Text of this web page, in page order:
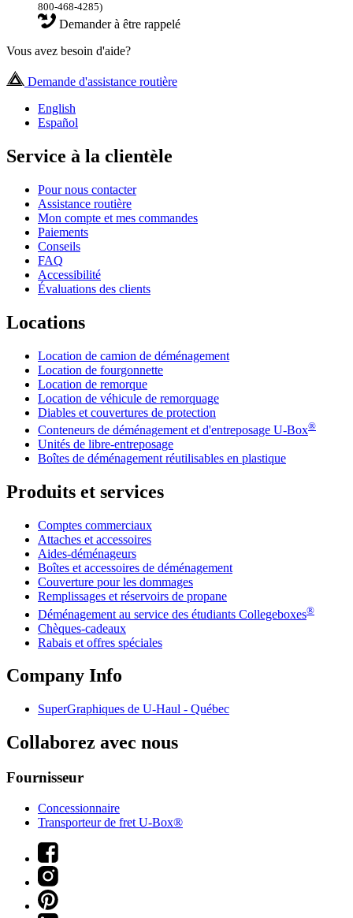
800-468-4285)
Demander à être rappelé
Vous avez besoin d'aide?
Demande d'assistance routière
English
Español
Service à la clientèle
Pour nous contacter
Assistance routière
Mon compte et mes commandes
Paiements
Conseils
FAQ
Accessibilité
Évaluations des clients
Locations
Location de camion de déménagement
Location de fourgonnette
Location de remorque
Location de véhicule de remorquage
Diables et couvertures de protection
Conteneurs de déménagement et d'entreposage U-Box®
Unités de libre-entreposage
Boîtes de déménagement réutilisables en plastique
Produits et services
Comptes commerciaux
Attaches et accessoires
Aides-déménageurs
Boîtes et accessoires de déménagement
Couverture pour les dommages
Remplissages et réservoirs de propane
Déménagement au service des étudiants Collegeboxes®
Chèques-cadeaux
Rabais et offres spéciales
Company Info
SuperGraphiques de U-Haul - Québec
Collaborez avec nous
Fournisseur
Concessionnaire
Transporteur de fret U-Box®